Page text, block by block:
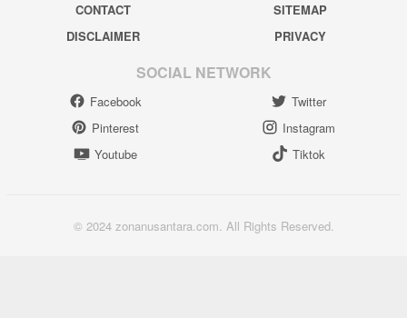
CONTACT
SITEMAP
DISCLAIMER
PRIVACY
SOCIAL NETWORK
Facebook
Twitter
Pinterest
Instagram
Youtube
Tiktok
© 2024 zonanusantara.com. All Rights Reserved.